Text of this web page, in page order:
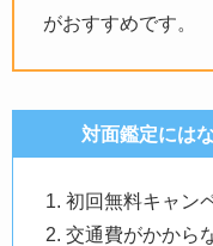
がおすすめです。
対面鑑定には
初回無料キャン
交通費がかから